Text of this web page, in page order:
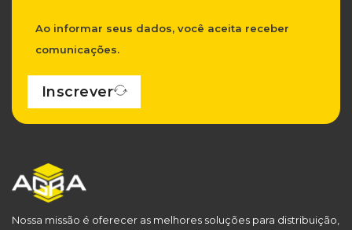
Ao informar seus dados, você aceita receber
comunicações.
Inscrever
Nossa missão é oferecer as melhores soluções para distribuição,